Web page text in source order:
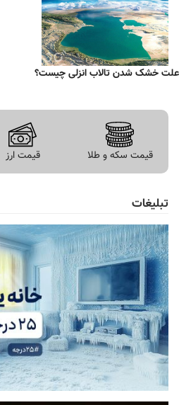
علت خشک شدن تالاب انزلی چیست؟
قیمت سکه و طلا قیمت ارز
تبلیغات